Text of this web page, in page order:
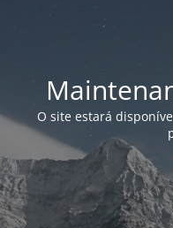
O site estará